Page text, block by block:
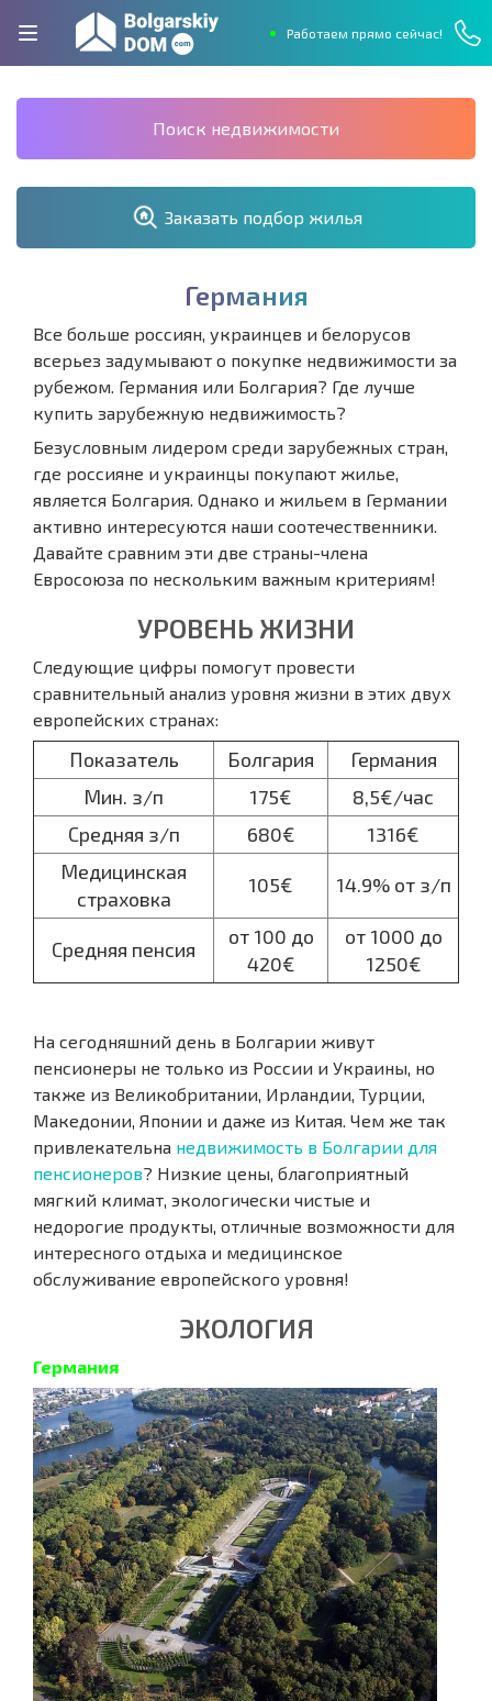
Работаем прямо сейчас!
Поиск недвижимости
Заказать подбор жилья
Германия
Все больше россиян, украинцев и белорусов
всерьез задумывают о покупке недвижимости за
рубежом. Германия или Болгария? Где лучше
купить зарубежную недвижимость?
Безусловным лидером среди зарубежных стран,
где россияне и украинцы покупают жилье,
является Болгария. Однако и жильем в Германии
активно интересуются наши соотечественники.
Давайте сравним эти две страны-члена
Евросоюза по нескольким важным критериям!
УРОВЕНЬ ЖИЗНИ
Следующие цифры помогут провести
сравнительный анализ уровня жизни в этих двух
европейских странах:
Показатель Болгария
Германия
Мин. з/п
175€
8,5€/час
Средняя з/п
680€
1316€
Медицинская
страховка
105€ 14.9% от з/п
Средняя пенсия
от 100 до
420€
от 1000 до
1250€
На сегодняшний день в Болгарии живут
пенсионеры не только из России и Украины, но
также из Великобритании, Ирландии, Турции,
Македонии, Японии и даже из Китая. Чем же так
привлекательна недвижимость в Болгарии для
пенсионеров? Низкие цены, благоприятный
мягкий климат, экологически чистые и
недорогие продукты, отличные возможности для
интересного отдыха и медицинское
обслуживание европейского уровня!
ЭКОЛОГИЯ
Германия